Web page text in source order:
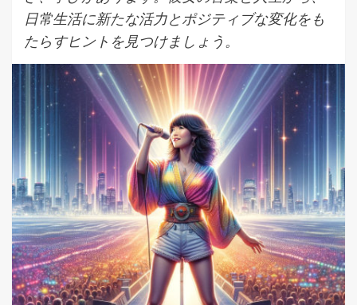
日常生活に新たな活力とポジティブな変化をも
たらすヒントを見つけましょう。